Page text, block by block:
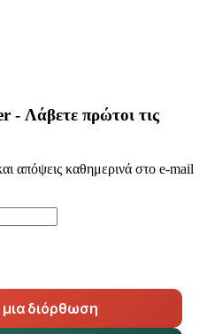
- Λάβετε πρώτοι τις
απόψεις καθημερινά στο e-mail
μια διόρθωση